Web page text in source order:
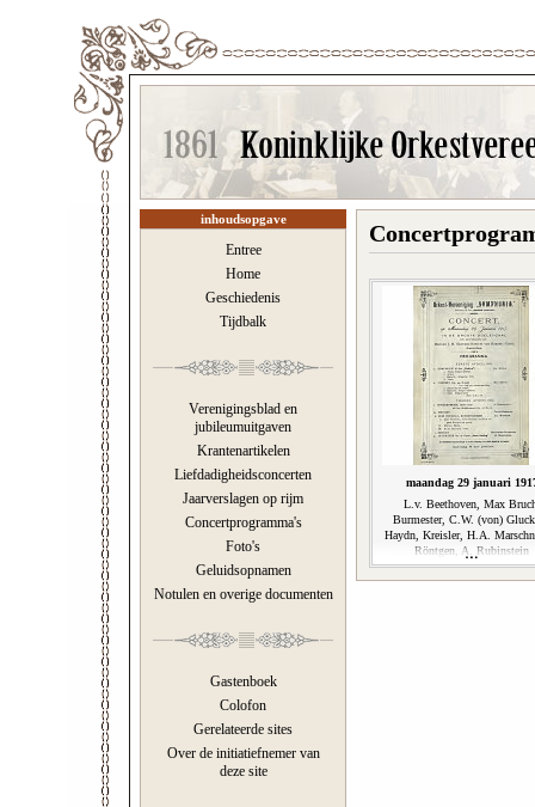
inhoudsopgave
Entree
Home
Geschiedenis
Tijdbalk
Verenigingsblad en
jubileumuitgaven
Krantenartikelen
Liefdadigheidsconcerten
Jaarverslagen op rijm
Concertprogramma's
Foto's
Geluidsopnamen
Notulen en overige documenten
Gastenboek
Colofon
Gerelateerde sites
Over de initiatiefnemer van
deze site
maandag 29 januari
L.v. Beethoven, Max
Burmester, C.W. (von)
Haydn, Kreisler, H.A.
Röntgen, A. Rubinstein